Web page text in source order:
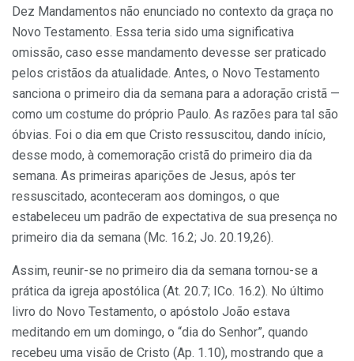
Dez Mandamentos não enunciado no contexto da graça no
Novo Testamento. Essa teria sido uma significativa
omissão, caso esse mandamento devesse ser praticado
pelos cristãos da atualidade. Antes, o Novo Testamento
sanciona o primeiro dia da semana para a adoração cristã —
como um costume do próprio Paulo. As razões para tal são
óbvias. Foi o dia em que Cristo ressuscitou, dando início,
desse modo, à comemoração cristã do primeiro dia da
semana. As primeiras aparições de Jesus, após ter
ressuscitado, aconteceram aos domingos, o que
estabeleceu um padrão de expectativa de sua presença no
primeiro dia da semana (Mc. 16.2; Jo. 20.19,26).
Assim, reunir-se no primeiro dia da semana tornou-se a
prática da igreja apostólica (At. 20.7; ICo. 16.2). No último
livro do Novo Testamento, o apóstolo João estava
meditando em um domingo, o “dia do Senhor”, quando
recebeu uma visão de Cristo (Ap. 1.10), mostrando que a